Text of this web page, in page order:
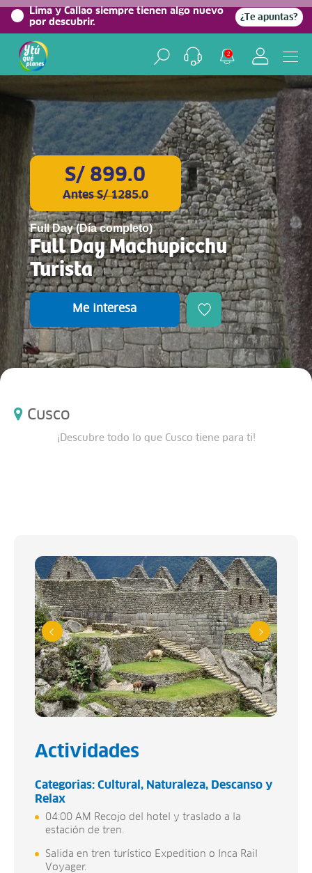
Lima y Callao siempre tienen algo nuevo
por descubrir.
¿Te apuntas?
2
S/ 899.0
Antes S/ 1285.0
Full Day (Día completo)
Full Day Machupicchu
Turista
Me interesa
Cusco
¡Descubre todo lo que Cusco tiene para ti!
Actividades
Categorias: Cultural Naturaleza
Descanso y
Relax
04:00 AM Recojo del hotel y traslado a la
estación de tren.
Salida en tren turístico Expedition o Inca Rail
Voyager.